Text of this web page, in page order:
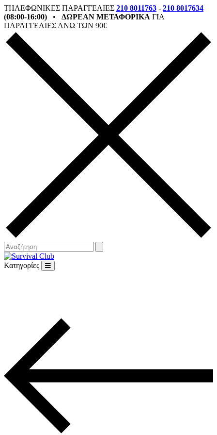
ΤΗΛΕΦΩΝΙΚΕΣ ΠΑΡΑΓΓΕΛΙΕΣ 210 8011763 - 210 8017634
(08:00-16:00) • ΔΩΡΕΑΝ ΜΕΤΑΦΟΡΙΚΑ ΓΙΑ
ΠΑΡΑΓΓΕΛΙΕΣ ΑΝΩ ΤΩΝ 90€
Κατηγορίες